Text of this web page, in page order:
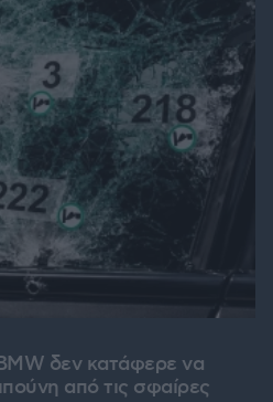
δεν κατάφερε να
από τις σφαίρες